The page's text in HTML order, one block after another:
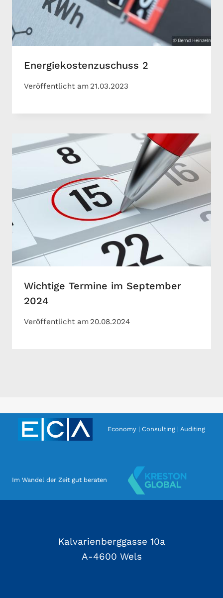
Energiekostenzuschuss 2
Veröffentlicht am 21.03.2023
Wichtige Termine im September
2024
Veröffentlicht am 20.08.2024
Economy | Consulting | Auditing
Im Wandel der Zeit gut beraten
Kalvarienberggasse 10a
A-4600 Wels